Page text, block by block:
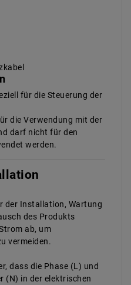
für die Steuerung der
die Verwendung mit der
darf nicht für den
werden.
der Installation, Wartung
des Produkts
ab, um
vermeiden.
dass die Phase (L) und
(N) in der elektrischen